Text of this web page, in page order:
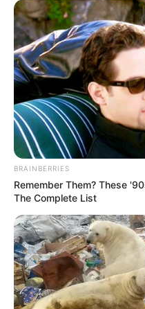
നിരാശരാണെന്നും
ബിജെപിയുടെയോ
പറഞ്ഞു. ഇത് ‘കറുത്ത
കോൺഗ്രസ് ഇത്
കാണുമ്പോൾ ലജ്ജ
ഭാഷയിൽ അദ്ദേഹം
BRAINBERRIES
Remember Them? These
The Complete List